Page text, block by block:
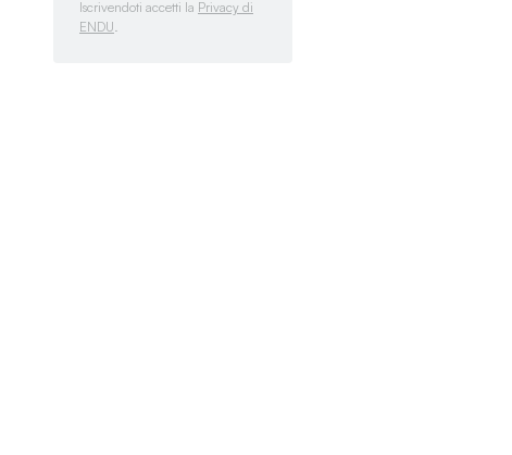
Iscrivendoti accetti la Privacy di
ENDU